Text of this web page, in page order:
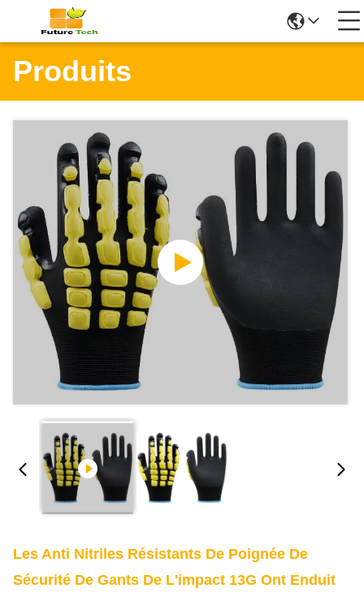
Produits
Les Anti Nitriles Résistants De Poignée De
Sécurité De Gants De L'impact 13G Ont Enduit